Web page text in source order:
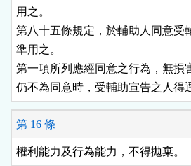
用之。
第八十五條規定，於輔助人同意受
準用之。
第一項所列應經同意之行為，無損
仍不為同意時，受輔助宣告之人得
第 16 條
權利能力及行為能力，不得拋棄。